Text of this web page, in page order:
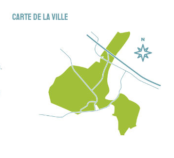
Carte de la ville